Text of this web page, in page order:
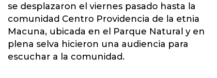
se desplazaron el viernes pasado hasta la
comunidad Centro Providencia de la etnia
Macuna, ubicada en el Parque Natural y en
plena selva hicieron una audiencia para
escuchar a la comunidad.